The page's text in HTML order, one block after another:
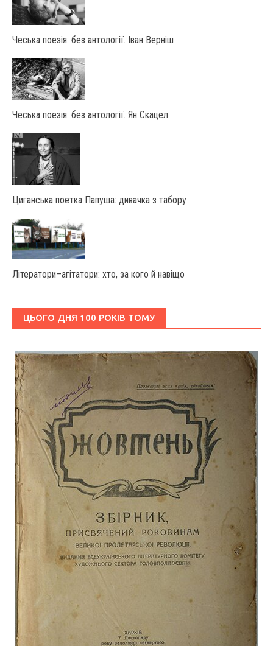
Чеська поезія: без антології. Іван Верніш
Чеська поезія: без антології. Ян Скацел
Циганська поетка Папуша: дивачка з табору
Літератори–агітатори: хто, за кого й навіщо
ЦЬОГО ДНЯ 100 РОКІВ ТОМУ